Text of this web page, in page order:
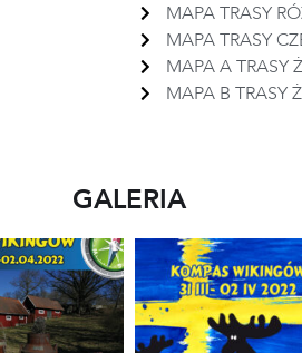
MAPA TRASY
MAPA TRASY
MAPA A TRASY
MAPA B TRASY
GALERIA